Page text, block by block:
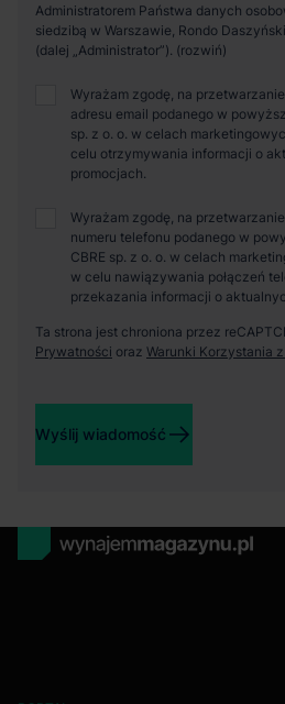
Administratorem Państwa danych
siedzibą w Warszawie, Rondo
(dalej „Administrator”).
Wyrażam zgodę, na
adresu email podanego w
sp. z o. o. w celach
celu otrzymywania informacji o
promocjach.
Wyrażam zgodę, na
numeru telefonu podanego w
CBRE sp. z o. o. w celach
w celu nawiązywania połączeń
przekazania informacji o
Ta strona jest chroniona przez
Prywatności oraz Warunki Korzystania z
Wyślij wiadomość